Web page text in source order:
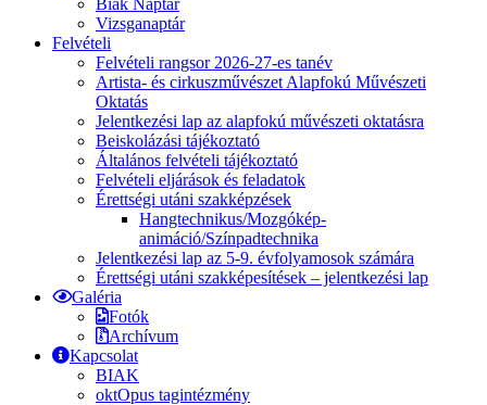
Biak Naptár
Vizsganaptár
Felvételi
Felvételi rangsor 2026-27-es tanév
Artista- és cirkuszművészet Alapfokú Művészeti
Oktatás
Jelentkezési lap az alapfokú művészeti oktatásra
Beiskolázási tájékoztató
Általános felvételi tájékoztató
Felvételi eljárások és feladatok
Érettségi utáni szakképzések
Hangtechnikus/Mozgókép-
animáció/Színpadtechnika
Jelentkezési lap az 5-9. évfolyamosok számára
Érettségi utáni szakképesítések – jelentkezési lap
Galéria
Fotók
Archívum
Kapcsolat
BIAK
oktOpus tagintézmény